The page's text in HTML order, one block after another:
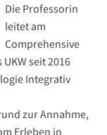
Die Professorin
leitet am
Comprehensive
seit 2016
Integrativ
zur Annahme,
Erleben in